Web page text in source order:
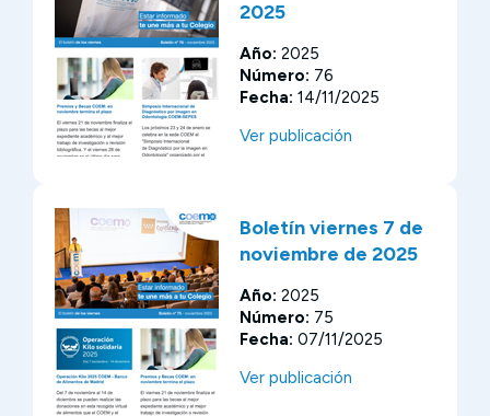
2025
Año: 2025
Número: 76
Fecha: 14/11/2025
Ver publicación
Boletín viernes 7 de
noviembre de 2025
Año: 2025
Número: 75
Fecha: 07/11/2025
Ver publicación